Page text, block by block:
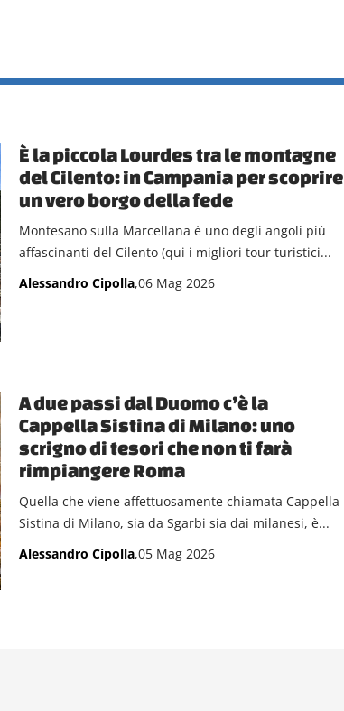
È la piccola Lourdes tra le montagne
del Cilento: in Campania per scoprire
un vero borgo della fede
Montesano sulla Marcellana è uno degli angoli più
affascinanti del Cilento (qui i migliori tour turistici...
Alessandro Cipolla,06 Mag 2026
A due passi dal Duomo c’è la
Cappella Sistina di Milano: uno
scrigno di tesori che non ti farà
rimpiangere Roma
Quella che viene affettuosamente chiamata Cappella
Sistina di Milano, sia da Sgarbi sia dai milanesi, è...
Alessandro Cipolla,05 Mag 2026